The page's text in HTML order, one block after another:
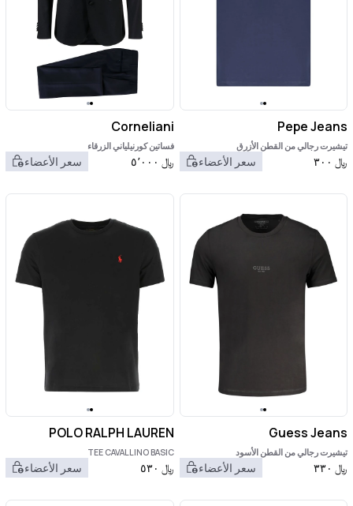
Pepe Jeans
تيشيرت رجالي من القطن الأزرق
﷼ ٣٠٠ سعر الأعضاء
Corneliani
فساتين كورنيلياني الزرقاء
﷼ ٥٬٠٠٠ سعر الأعضاء
Guess Jeans
تيشيرت رجالي من القطن الأسود
﷼ ٣٣٠ سعر الأعضاء
POLO RALPH LAUREN
TEE CAVALLINO BASIC
﷼ ٥٣٠ سعر الأعضاء